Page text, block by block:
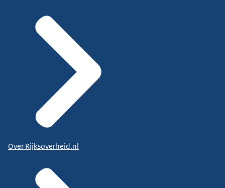
Over Rijksoverheid.nl